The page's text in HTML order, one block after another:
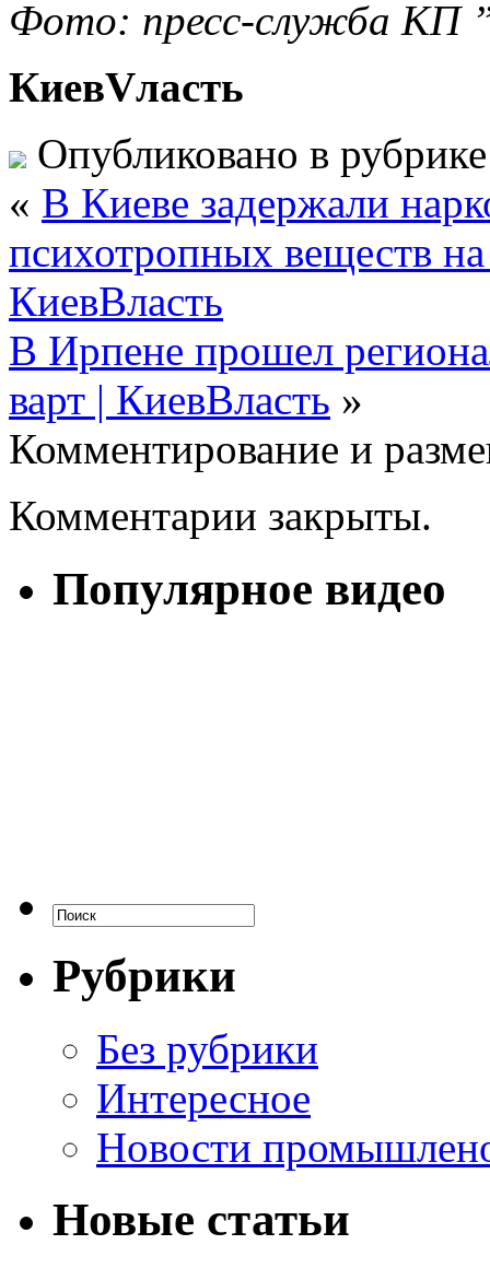
Фото: пресс-служба КП
КиевVласть
Опубликовано в
« В Киеве задержали
психотропных веществ
КиевВласть
В Ирпене прошел
варт | КиевВласть »
Комментирование и
Комментарии закрыты.
Популярное видео
Рубрики
Без рубрики
Интересное
Новости
Новые статьи